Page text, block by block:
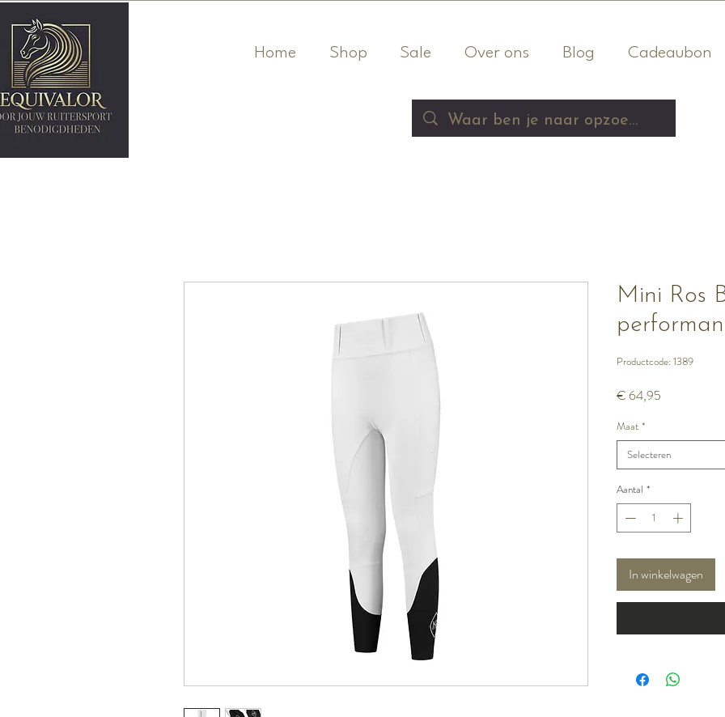
Home Shop Sale Over ons Blog Cadeaubon
Mini Ros
Productcode: 1389
€ 64,95
Maat *
Selecteren
Aantal *
In winkelwagen